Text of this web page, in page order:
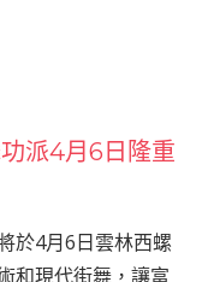
派4月6日隆重
於4月6日雲林西螺
和現代街舞，讓富